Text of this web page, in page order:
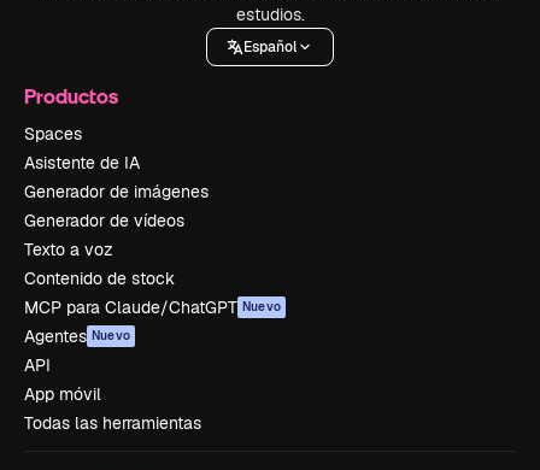
estudios.
Español
Productos
Spaces
Asistente de IA
Generador de imágenes
Generador de vídeos
Texto a voz
Contenido de stock
MCP para Claude/ChatGPT Nuevo
Agentes Nuevo
API
App móvil
Todas las herramientas